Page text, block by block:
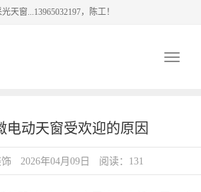
天窗...13965032197，陈工！
Toggle
电动天窗受欢迎的原因
2026年04月09日 阅读：131